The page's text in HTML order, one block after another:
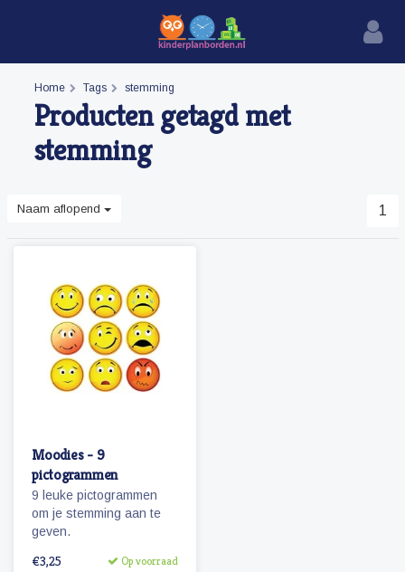
Home Tags stemming
Producten getagd met
stemming
Naam aflopend 1
Moodies - 9
pictogrammen
9 leuke pictogrammen
om je stemming aan te
geven.
€3,25 Op voorraad